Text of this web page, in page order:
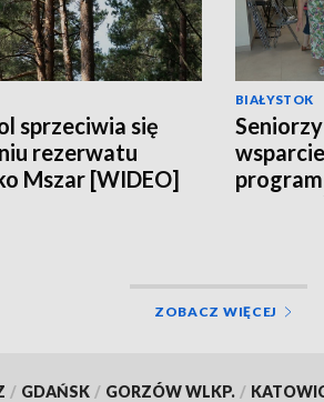
sprzeciwia się
rezerwatu
Mszar [WIDEO]
BIAŁYSTOK
ZOBACZ WIĘCEJ
/ GDAŃSK / GORZÓW WLKP. /